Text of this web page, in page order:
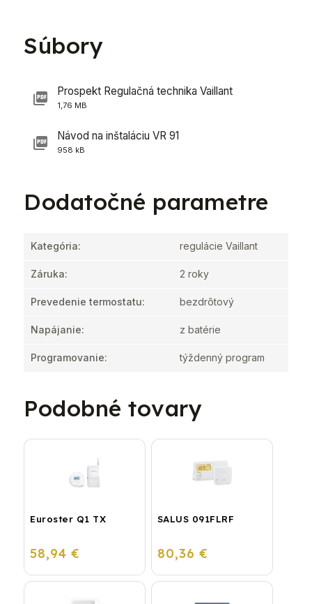
Súbory
Prospekt Regulačná technika Vaillant
1,76 MB
Návod na inštaláciu VR 91
958 kB
Dodatočné parametre
Kategória: regulácie Vaillant
Záruka: 2 roky
Prevedenie termostatu: bezdrôtový
Napájanie: z batérie
Programovanie: týždenný program
Podobné tovary
Euroster Q1 TX
58,94 €
SALUS 091FLRF
80,36 €